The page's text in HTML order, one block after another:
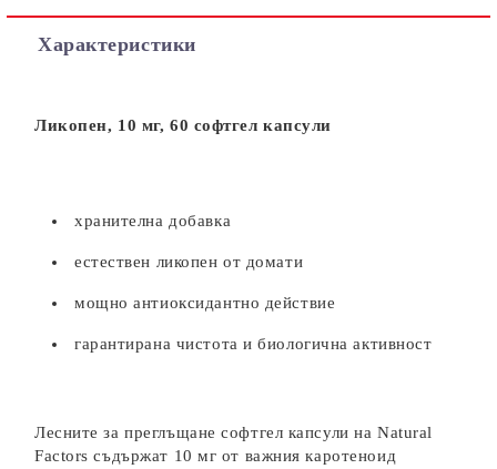
Характеристики
Ликопен, 10 мг, 60 софтгел капсули
хранителна добавка
естествен ликопен от домати
мощно антиоксидантно действие
гарантирана чистота и биологична активност
Лесните за преглъщане софтгел капсули на Natural
Factors съдържат 10 мг от важния каротеноид